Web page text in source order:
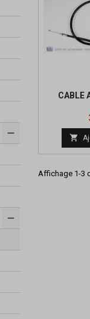
CABLE

Affichage 1-3